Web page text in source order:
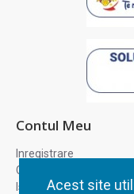
Acest site
Contul Meu
Inregistrare
Contul meu
Istoric comenzi